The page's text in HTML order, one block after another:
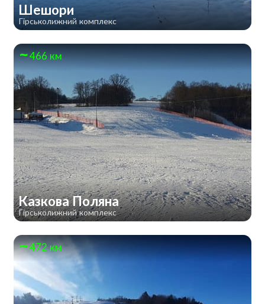
Шешори
Гірськолижний комплекс
466 км
Казкова Поляна
Гірськолижний комплекс
472 км